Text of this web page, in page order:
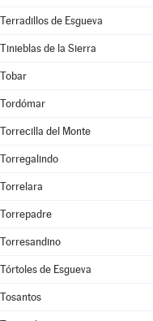
Terradillos de Esgueva
Tinieblas de la Sierra
Tobar
Tordómar
Torrecilla del Monte
Torregalindo
Torrelara
Torrepadre
Torresandino
Tórtoles de Esgueva
Tosantos